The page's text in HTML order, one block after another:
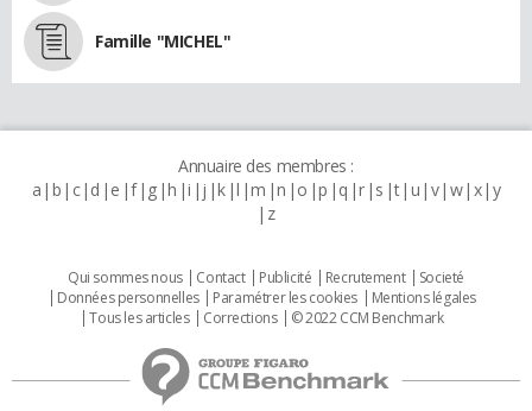
Famille "MICHEL"
Annuaire des membres :
a b c d e f g h i j k l m n o p q r s t u v w x y
z
Qui sommes nous Contact Publicité Recrutement
Societé
Données personnelles
Paramétrer les cookies
Mentions légales
Tous les articles
Corrections © 2022 CCM Benchmark